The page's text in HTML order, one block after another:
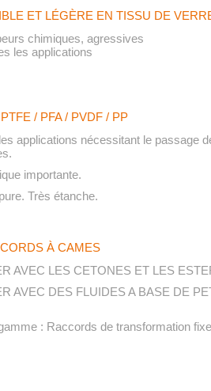
ET LÉGÈRE EN TISSU DE
chimiques, agressives
les applications
/ PFA / PVDF / PP
applications nécessitant le passage
importante.
Très étanche.
À CAMES
AVEC LES CETONES ET LES
AVEC DES FLUIDES A BASE DE
: Raccords de transformation